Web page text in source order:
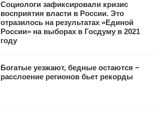
Социологи зафиксировали кризис
восприятия власти в России. Это
отразилось на результатах «Единой
России» на выборах в Госдуму в 2021
году
Богатые уезжают, бедные остаются −
расслоение регионов бьет рекорды